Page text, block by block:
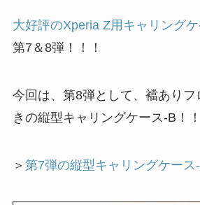
大好評のXperia Z用キャリング
第7＆8弾！！！
今回は、第8弾として、襠あり
きの縦型キャリングケース-B！！
＞ 第7弾の縦型キャリングケース